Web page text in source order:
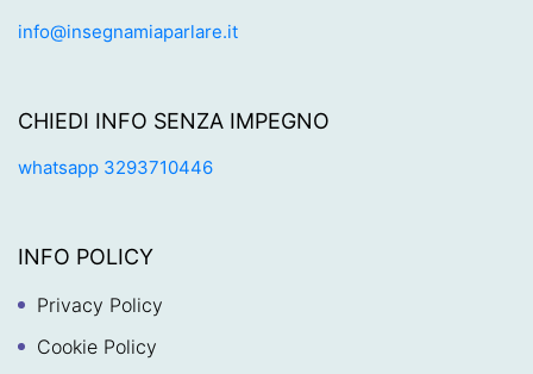
info@insegnamiaparlare.it
CHIEDI INFO SENZA IMPEGNO
whatsapp 3293710446
INFO POLICY
Privacy Policy
Cookie Policy